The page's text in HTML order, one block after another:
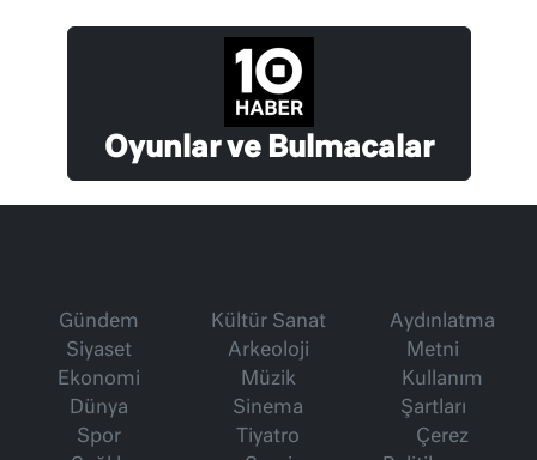
Oyunlar ve Bulmacalar
Gündem
Siyaset
Ekonomi
Dünya
Spor
Kültür Sanat
Arkeoloji
Müzik
Sinema
Tiyatro
Aydınlatma
Metni
Kullanım
Şartları
Çerez